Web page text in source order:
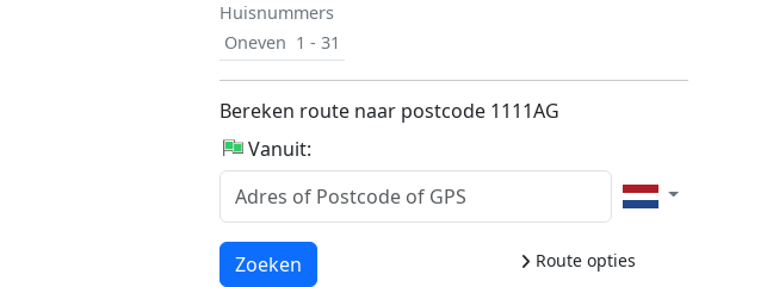
Huisnummers
Oneven 1 - 31
Bereken route naar postcode 1111AG
Vanuit:
Route opties
Laden...
Zoeken